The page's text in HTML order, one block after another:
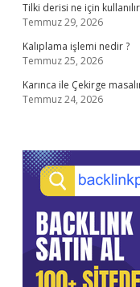
Tilki derisi ne için
Temmuz 29, 2026
Kalıplama işlemi nedir ?
Temmuz 25, 2026
Karınca ile Çekirge
Temmuz 24, 2026